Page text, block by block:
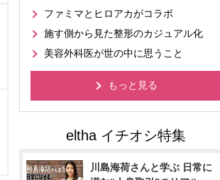
ファミマとヒロアカがコラボ
施す側から見た整形のカジュアル化
美容外科医が世の中に思うこと
もっと見る
川島海荷さんと学ぶ 日常に